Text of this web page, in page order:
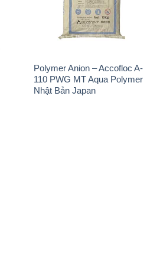
Polymer Anion – Accofloc A-
110 PWG MT Aqua Polymer
Nhật Bản Japan